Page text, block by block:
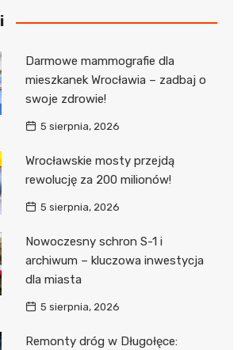
Darmowe mammografie dla
mieszkanek Wrocławia – zadbaj o
swoje zdrowie!
5 sierpnia, 2026
Wrocławskie mosty przejdą
rewolucję za 200 milionów!
5 sierpnia, 2026
Nowoczesny schron S-1 i
archiwum – kluczowa inwestycja
dla miasta
5 sierpnia, 2026
Remonty dróg w Długołęce: